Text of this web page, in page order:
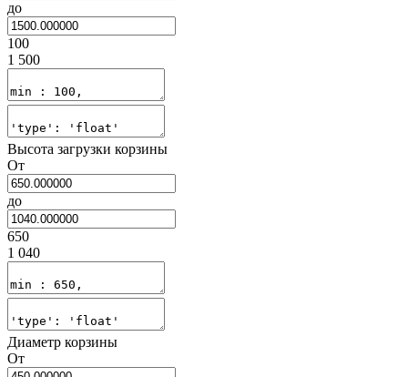
до
100
1 500
Высота загрузки корзины
От
до
650
1 040
Диаметр корзины
От